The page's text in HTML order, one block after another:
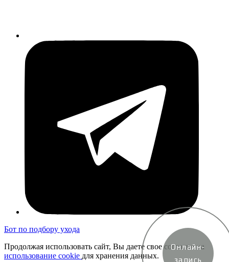
Онлайн-
запись
Бот по подбору ухода
Продолжая использовать сайт, Вы даете свое согласие на
использование cookie для хранения данных.